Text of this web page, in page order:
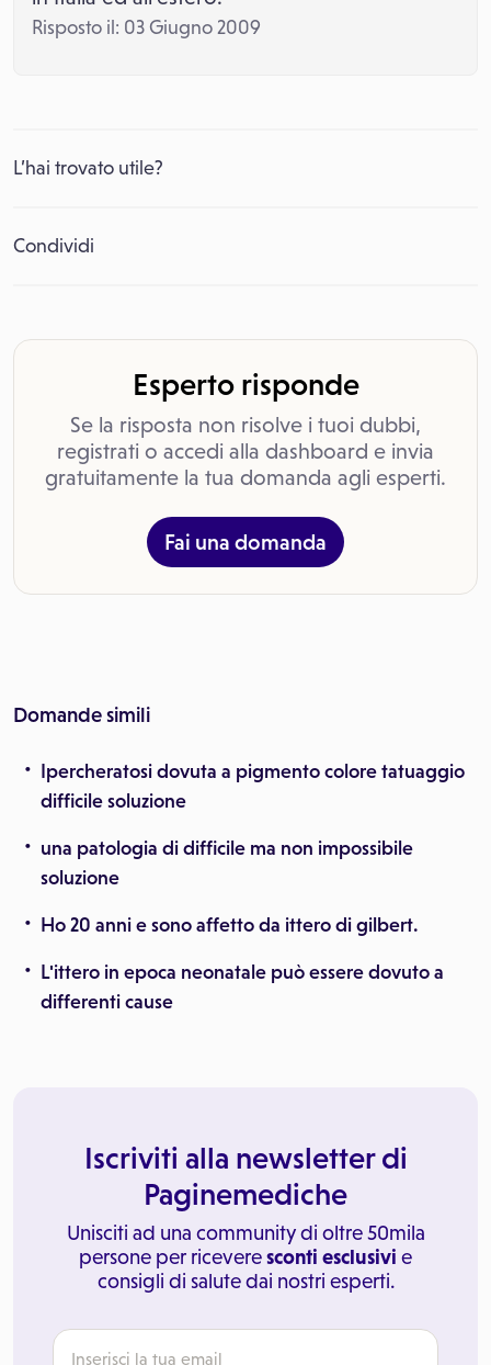
Risposto il: 03 Giugno 2009
L’hai trovato utile?
Condividi
Esperto risponde
Se la risposta non risolve i tuoi dubbi,
registrati o accedi alla dashboard e invia
gratuitamente la tua domanda agli esperti.
Fai una domanda
Domande simili
Ipercheratosi dovuta a pigmento colore tatuaggio
difficile soluzione
una patologia di difficile ma non impossibile
soluzione
Ho 20 anni e sono affetto da ittero di gilbert.
L'ittero in epoca neonatale può essere dovuto a
differenti cause
Iscriviti alla newsletter di
Paginemediche
Unisciti ad una community di oltre 50mila
persone per riceveresconti esclusivi e
consigli di salute dai nostri esperti.